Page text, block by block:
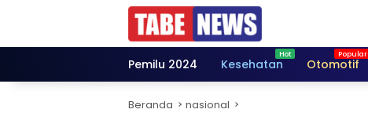
Pemilu 2024 Kesehatan Otomotif
Beranda nasional